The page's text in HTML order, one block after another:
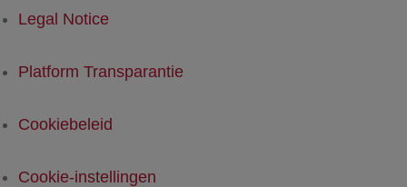
Legal Notice
Platform Transparantie
Cookiebeleid
Cookie-instellingen